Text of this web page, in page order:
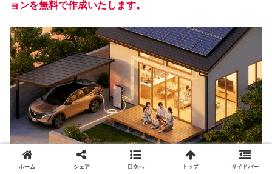
ョンを無料で作成いたします。
ホーム シェア 目次へ トップ サイドバー